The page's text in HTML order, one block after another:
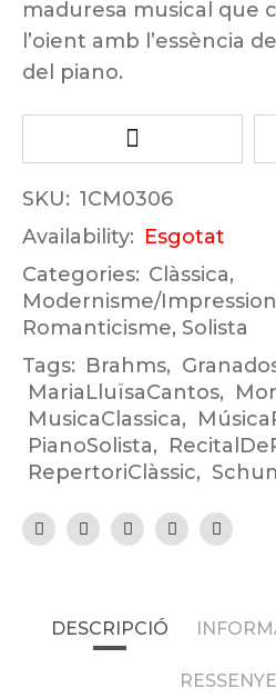
maduresa musical que
l’oient amb l’essència
del piano.
SKU: 1CM0306
Availability: Esgotat
Categories: Clàssica,
Modernisme/
Romanticisme, Solista
Tags: Brahms,
MariaLluïsaCantos,
MusicaClassica,
PianoSolista,
RepertoriClàssic,
DESCRIPCIÓ